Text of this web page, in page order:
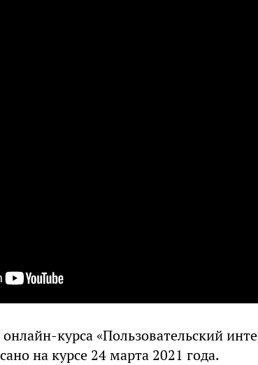
курса «Пользовательский
на курсе 24 марта 2021 года.